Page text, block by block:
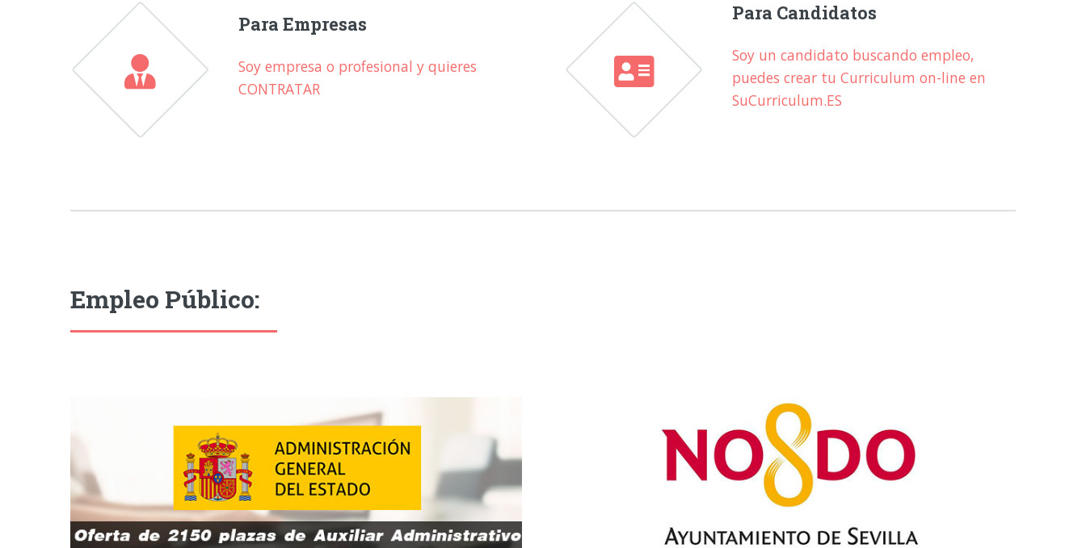
Para Empresas
Soy empresa o profesional y quieres
CONTRATAR
Para Candidatos
Soy un candidato buscando empleo,
puedes crear tu Curriculum on-line en
SuCurriculum.ES
Empleo Público: